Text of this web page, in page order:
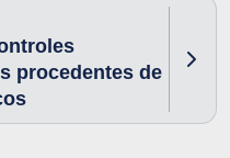
procedentes de